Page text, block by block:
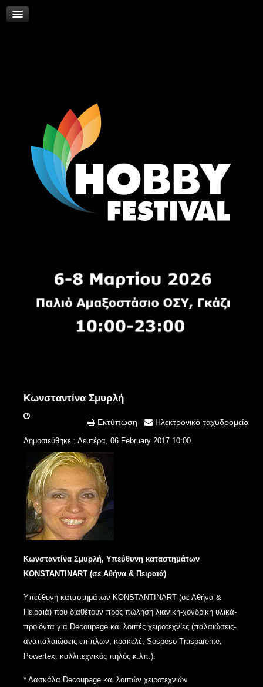
Κωνσταντίνα Σμυρλή
Εκτύπωση Ηλεκτρονικό ταχυδρομείο
Δημοσιεύθηκε : Δευτέρα, 06 February 2017 10:00
Κωνσταντίνα Σμυρλή, Υπεύθυνη καταστημάτων
KONSTANTINART (σε Αθήνα & Πειραιά)
Υπεύθυνη καταστημάτων KONSTANTINART (σε Αθήνα &
Πειραιά) που διαθέτουν προς πώληση λιανική-χονδρική υλικά-
προιόντα για Decoupage και λοιπές χειροτεχνίες (παλαιώσεις-
αναπαλαιώσεις επίπλων, κρακελέ, Sospeso Trasparente,
Powertex, καλλιτεχνικός πηλός κ.λπ.).
* Δασκάλα Decoupage και λοιπών χειροτεχνιών